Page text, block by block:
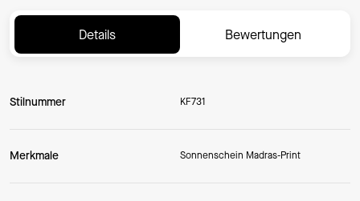
Details Bewertungen
Stilnummer KF731
Merkmale Sonnenschein Madras-Print